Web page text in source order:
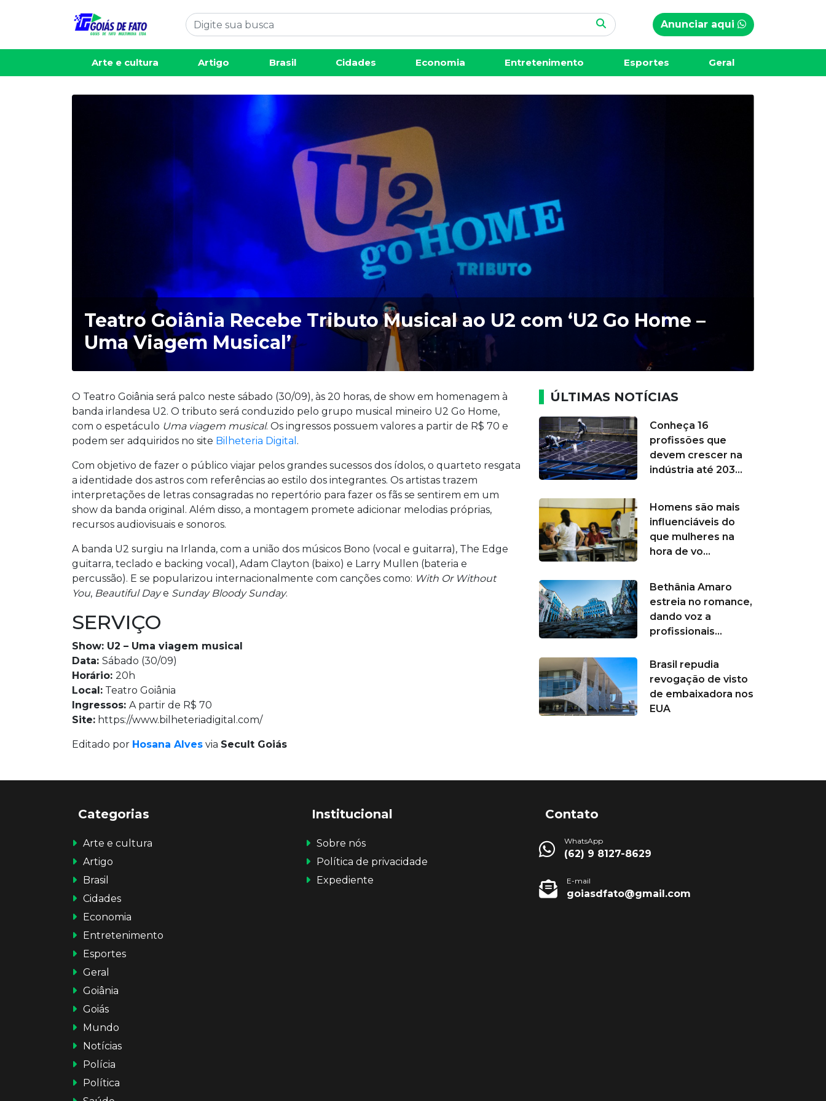
Anunciar aqui
Arte e cultura Artigo Brasil Cidades Economia Entretenimento Esportes Geral
Teatro Goiânia Recebe Tributo Musical ao U2 com ‘U2 Go Home –
Uma Viagem Musical’
O Teatro Goiânia será palco neste sábado (30/09), às 20 horas, de show em homenagem à
banda irlandesa U2. O tributo será conduzido pelo grupo musical mineiro U2 Go Home,
com o espetáculo Uma viagem musical. Os ingressos possuem valores a partir de R$ 70 e
podem ser adquiridos no site Bilheteria Digital .
Com objetivo de fazer o público viajar pelos grandes sucessos dos ídolos, o quarteto resgata
a identidade dos astros com referências ao estilo dos integrantes. Os artistas trazem
interpretações de letras consagradas no repertório para fazer os fãs se sentirem em um
show da banda original. Além disso, a montagem promete adicionar melodias próprias,
recursos audiovisuais e sonoros.
A banda U2 surgiu na Irlanda, com a união dos músicos Bono (vocal e guitarra), The Edge
guitarra, teclado e backing vocal), Adam Clayton (baixo) e Larry Mullen (bateria e
percussão). E se popularizou internacionalmente com canções como: With Or Without
You, Beautiful Daye Sunday Bloody Sunday.
SERVIÇO
Show: U2 – Uma viagem musical
Data: Sábado (30/09)
Horário: 20h
Local: Teatro Goiânia
Ingressos: A partir de R$ 70
Site: https://www.bilheteriadigital.com/
Editado por Hosana Alves via Secult Goiás
ÚLTIMAS NOTÍCIAS
Conheça 16
profissões que
devem crescer na
indústria até 203...
Homens são mais
influenciáveis do
que mulheres na
hora de vo...
Bethânia Amaro
estreia no romance,
dando voz a
profissionais...
Brasil repudia
revogação de visto
de embaixadora nos
EUA
Categorias
Arte e cultura
Artigo
Brasil
Cidades
Economia
Entretenimento
Esportes
Geral
Goiânia
Goiás
Mundo
Notícias
Polícia
Política
Institucional
Sobre nós
Política de privacidade
Expediente
Contato
WhatsApp
(62) 9 8127-8629
E-mail
goiasdfato@gmail.com